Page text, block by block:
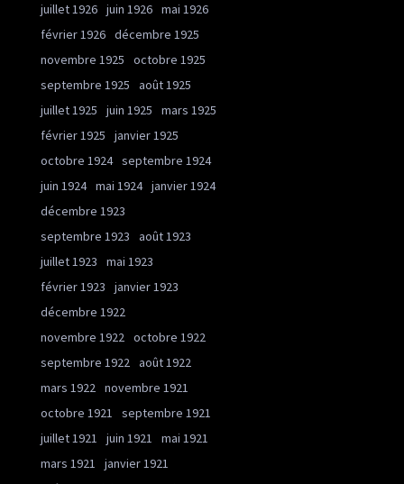
juillet 1926 juin 1926 mai 1926
février 1926 décembre 1925
novembre 1925
octobre 1925
septembre 1925
août 1925
juillet 1925
juin 1925
mars 1925
février 1925
janvier 1925
octobre 1924 septembre 1924
juin 1924 mai 1924 janvier 1924
décembre 1923
septembre 1923
août 1923
juillet 1923
mai 1923
février 1923
janvier 1923
décembre 1922
novembre 1922 octobre 1922
septembre 1922 août 1922
mars 1922 novembre 1921
octobre 1921
septembre 1921
juillet 1921
juin 1921
mai 1921
mars 1921
janvier 1921